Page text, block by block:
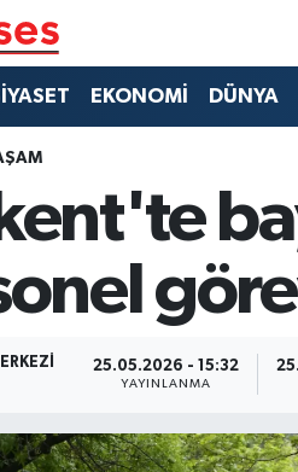
EKONOMİ DÜNYA
25.05.2026 - 15:32
YAYINLANMA